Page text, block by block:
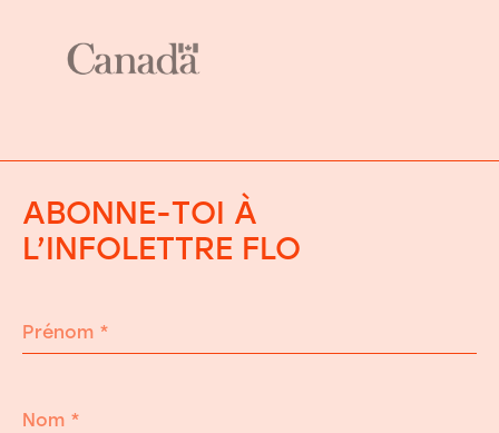
ABONNE-TOI À
L’INFOLETTRE FLO
Prénom *
Nom *